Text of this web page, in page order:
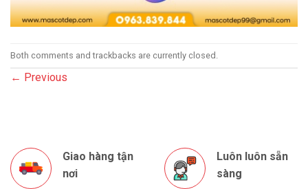
Both comments and trackbacks are currently closed.
← Previous
Giao hàng tận
nơi
Luôn luôn sẵn
sàng